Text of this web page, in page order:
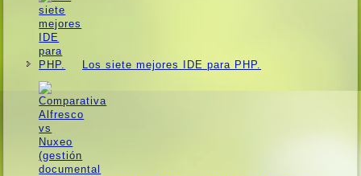
Los siete mejores IDE para PHP.